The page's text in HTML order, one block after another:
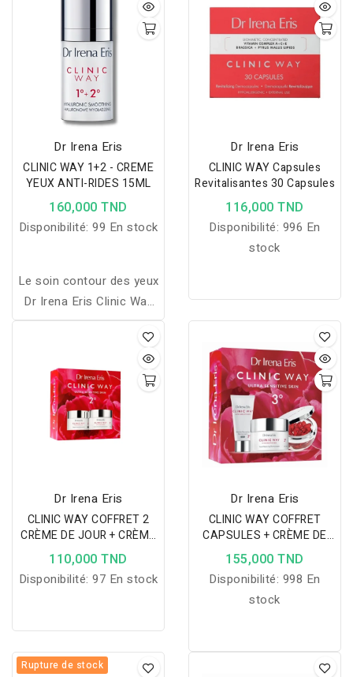
rides, raffermir et rajeunir
la peau.
revitaliser la peau pour un
teint éclatant et jeune.
Dr Irena Eris
CLINIC WAY 1+2 - CREME
YEUX ANTI-RIDES 15ML
160,000 TND
Disponibilité: 99 En stock
Le soin contour des yeux
Dr Irena Eris Clinic Way
1°+ 2° hydrate, nourrit et
réduit poches et cernes
pour un regard jeune et
éclatant.
Dr Irena Eris
CLINIC WAY Capsules
Revitalisantes 30 Capsules
116,000 TND
Disponibilité: 996 En
stock
Dr Irena Eris
CLINIC WAY COFFRET 2
CRÈME DE JOUR + CRÈME
DE NUIT À -50%
110,000 TND
Disponibilité: 97 En stock
Dr Irena Eris
CLINIC WAY COFFRET
CAPSULES + CRÈME DE
JOUR 3 À -50% + CRÈME
DE NUIT 3 15ML OFFERTE
155,000 TND
Disponibilité: 998 En
stock
Rupture de stock